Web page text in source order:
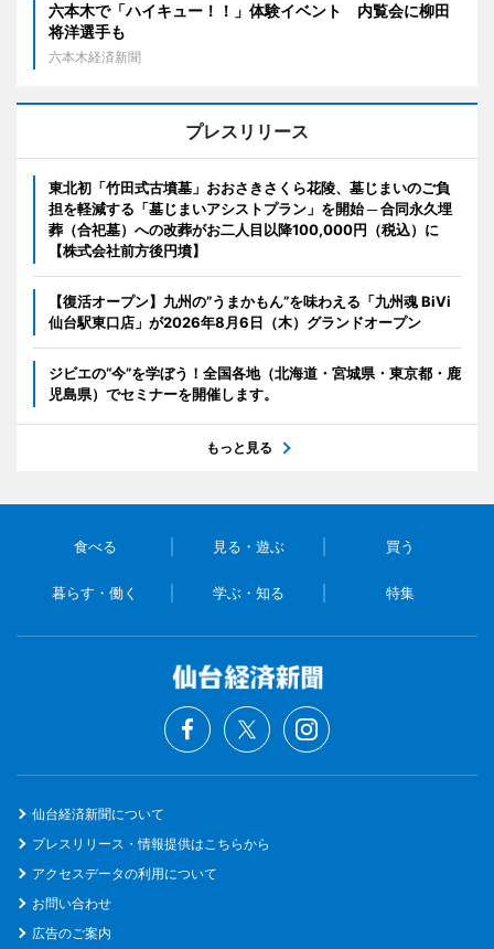
六本木で「ハイキュー！！」体験イベント 内覧会に柳田
将洋選手も
六本木経済新聞
プレスリリース
東北初「竹田式古墳墓」おおさきさくら花陵、墓じまいのご負
担を軽減する「墓じまいアシストプラン」を開始 ─ 合同永久埋
葬（合祀墓）への改葬がお二人目以降100,000円（税込）に
【株式会社前方後円墳】
【復活オープン】九州の”うまかもん”を味わえる「九州魂 BiVi
仙台駅東口店」が2026年8月6日（木）グランドオープン
ジビエの“今”を学ぼう！全国各地（北海道・宮城県・東京都・鹿
児島県）でセミナーを開催します。
もっと見る
食べる 見る・遊ぶ 買う
暮らす・働く 学ぶ・知る 特集
仙台経済新聞について
プレスリリース・情報提供はこちらから
アクセスデータの利用について
お問い合わせ
広告のご案内